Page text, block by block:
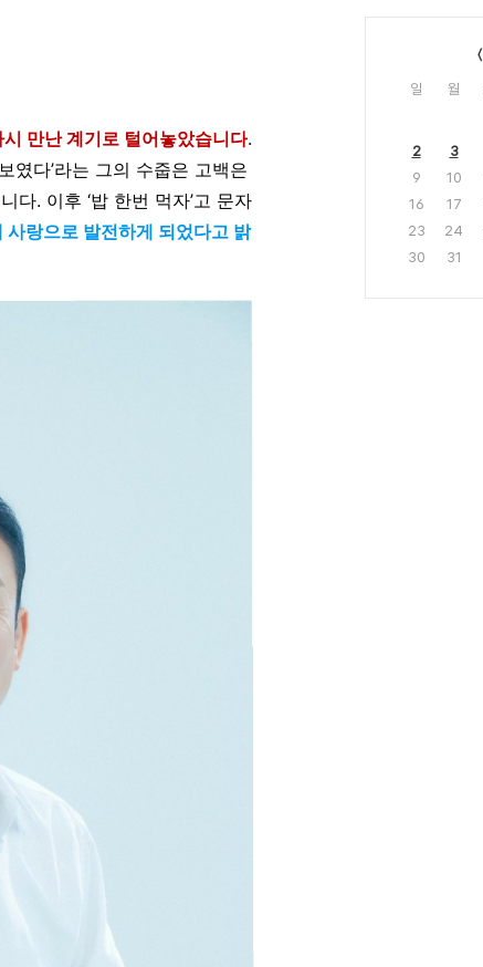
만난 계기로 털어놓았습니다.
였다’라는 그의 수줍은 고백은
다. 이후 ‘밥 한번 먹자’고 문자
사랑으로 발전하게 되었다고 밝
일 월
2
3
9
10
16
17
23
24
30
31